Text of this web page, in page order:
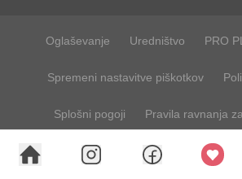
Oglaševanje Uredništvo PRO
Spremeni nastavitve piškotkov
Splošni pogoji Pravila ravnanja
Uporaba umetne